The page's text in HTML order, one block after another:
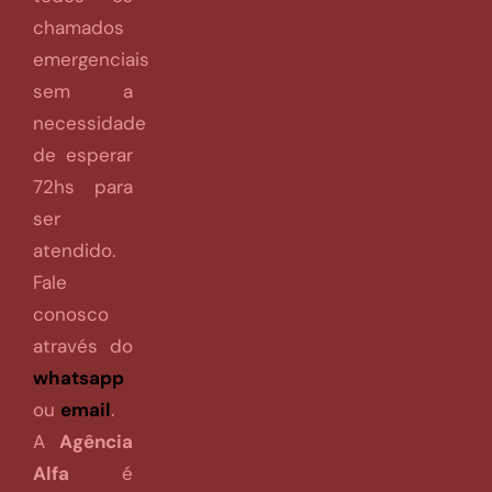
chamados
emergenciais
sem a
necessidade
de esperar
72hs para
ser
atendido.
Fale
conosco
através do
whatsapp
ou email.
A Agência
Alfa é